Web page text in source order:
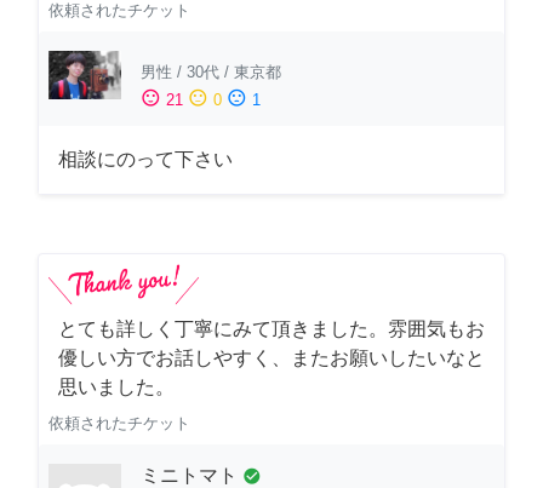
依頼されたチケット
男性 / 30代 / 東京都
sentiment_satisfied 21 sentiment_neutral 0 sentiment_dissatisfied 1
相談にのって下さい
とても詳しく丁寧にみて頂きました。雰囲気もお
優しい方でお話しやすく、またお願いしたいなと
思いました。
依頼されたチケット
ミニトマト check_circle